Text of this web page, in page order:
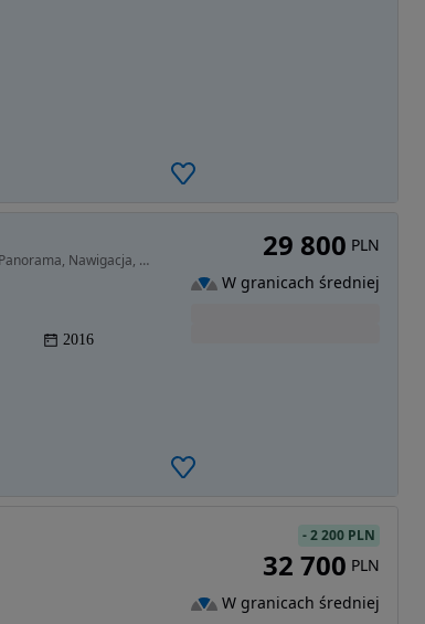
1199 cm3 • 130 KM • Salon Polski, 1.2 benzyna 130kM, Allure, Panorama, Nawigacja, Czujniki
2016
29 800 PLN
W granicach średniej
-2 200 PLN
32 700 PLN
W granicach średniej